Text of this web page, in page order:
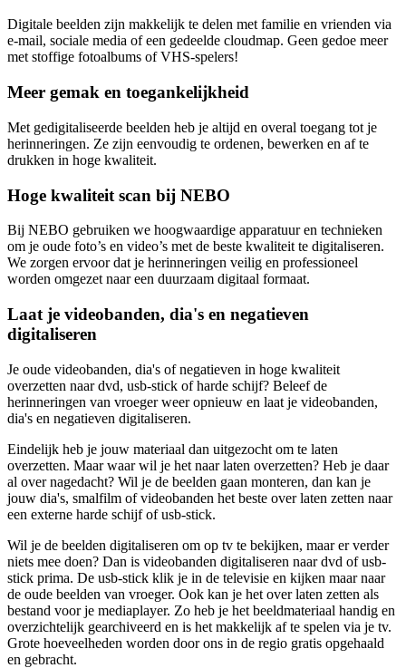
Digitale beelden zijn makkelijk te delen met familie en vrienden via
e-mail, sociale media of een gedeelde cloudmap. Geen gedoe meer
met stoffige fotoalbums of VHS-spelers!
Meer gemak en toegankelijkheid
Met gedigitaliseerde beelden heb je altijd en overal toegang tot je
herinneringen. Ze zijn eenvoudig te ordenen, bewerken en af te
drukken in hoge kwaliteit.
Hoge kwaliteit scan bij NEBO
Bij NEBO gebruiken we hoogwaardige apparatuur en technieken
om je oude foto’s en video’s met de beste kwaliteit te digitaliseren.
We zorgen ervoor dat je herinneringen veilig en professioneel
worden omgezet naar een duurzaam digitaal formaat.
Laat je videobanden, dia's en negatieven
digitaliseren
Je oude videobanden, dia's of negatieven in hoge kwaliteit
overzetten naar dvd, usb-stick of harde schijf? Beleef de
herinneringen van vroeger weer opnieuw en laat je videobanden,
dia's en negatieven digitaliseren.
Eindelijk heb je jouw materiaal dan uitgezocht om te laten
overzetten. Maar waar wil je het naar laten overzetten? Heb je daar
al over nagedacht? Wil je de beelden gaan monteren, dan kan je
jouw dia's, smalfilm of videobanden het beste over laten zetten naar
een externe harde schijf of usb-stick.
Wil je de beelden digitaliseren om op tv te bekijken, maar er verder
niets mee doen? Dan is videobanden digitaliseren naar dvd of usb-
stick prima. De usb-stick klik je in de televisie en kijken maar naar
de oude beelden van vroeger. Ook kan je het over laten zetten als
bestand voor je mediaplayer. Zo heb je het beeldmateriaal handig en
overzichtelijk gearchiveerd en is het makkelijk af te spelen via je tv.
Grote hoeveelheden worden door ons in de regio gratis opgehaald
en gebracht.